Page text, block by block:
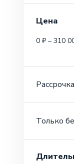
Цена
0 ₽ – 310
Рассрочка
Только